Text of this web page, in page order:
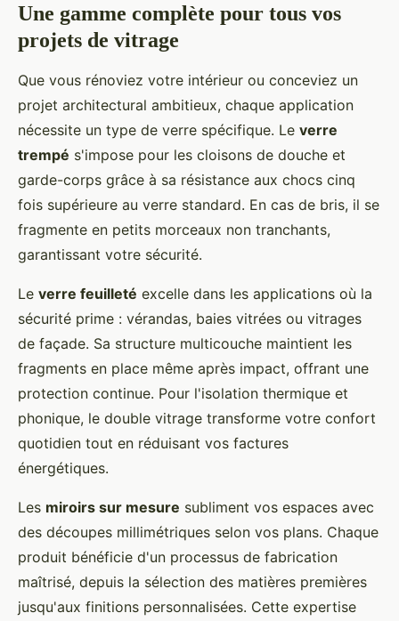
Une gamme complète pour tous vos
projets de vitrage
Que vous rénoviez votre intérieur ou conceviez un
projet architectural ambitieux, chaque application
nécessite un type de verre spécifique. Le verre
trempé s'impose pour les cloisons de douche et
garde-corps grâce à sa résistance aux chocs cinq
fois supérieure au verre standard. En cas de bris, il se
fragmente en petits morceaux non tranchants,
garantissant votre sécurité.
Le verre feuilleté excelle dans les applications où la
sécurité prime : vérandas, baies vitrées ou vitrages
de façade. Sa structure multicouche maintient les
fragments en place même après impact, offrant une
protection continue. Pour l'isolation thermique et
phonique, le double vitrage transforme votre confort
quotidien tout en réduisant vos factures
énergétiques.
Les miroirs sur mesure subliment vos espaces avec
des découpes millimétriques selon vos plans. Chaque
produit bénéficie d'un processus de fabrication
maîtrisé, depuis la sélection des matières premières
jusqu'aux finitions personnalisées. Cette expertise